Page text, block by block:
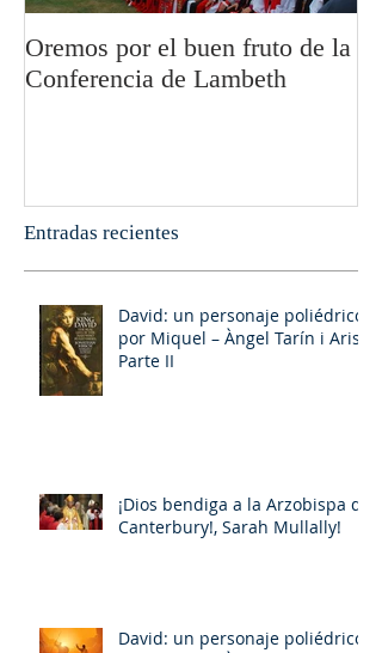
Oremos por el buen fruto de la
Conferencia de Lambeth
Entradas recientes
David: un personaje poliédrico,
por Miquel – Àngel Tarín i Arisó
Parte II
¡Dios bendiga a la Arzobispa de
Canterbury!, Sarah Mullally!
David: un personaje poliédrico,